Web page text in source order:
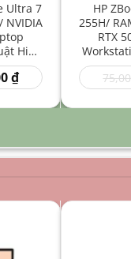
Ultra 7
NVIDIA
Hiệu
₫.
₫Giá
hiện
là:
HP
255H/
RTX